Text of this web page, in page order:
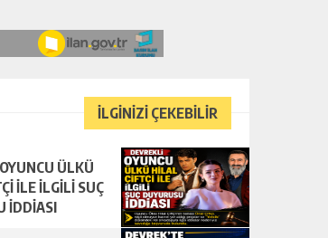
İLGİNİZİ ÇEKEBİLİR
ÜLKÜ
İLE İLGİLİ SUÇ
İDDİASI